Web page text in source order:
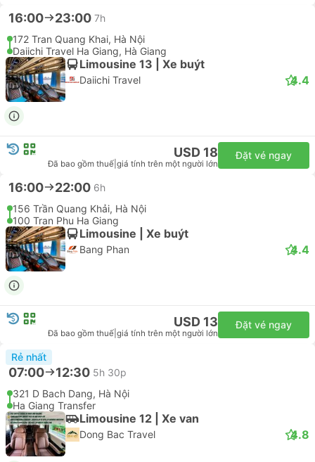
16:00 23:00 7h
172 Tran Quang Khai, Hà Nội
Daiichi Travel Ha Giang, Hà Giang
Limousine 13 | Xe buýt
Daiichi Travel 4.4
USD 18
Đã bao gồm thuế giá tính trên một người lớn
Đặt vé ngay
16:00 22:00 6h
156 Trần Quang Khải, Hà Nội
100 Tran Phu Ha Giang
Limousine | Xe buýt
Bang Phan 4.4
USD 13
Đã bao gồm thuế giá tính trên một người lớn
Đặt vé ngay
Rẻ nhất
07:00 12:30 5h 30p
321 D Bach Dang, Hà Nội
Ha Giang Transfer
Limousine 12 | Xe van
Dong Bac Travel 4.8